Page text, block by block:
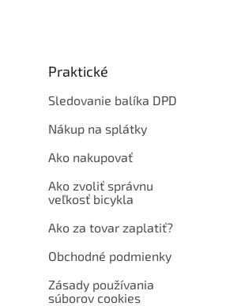
Praktické
Sledovanie balíka DPD
Nákup na splátky
Ako nakupovať
Ako zvoliť správnu
veľkosť bicykla
Ako za tovar zaplatiť?
Obchodné podmienky
Zásady používania
súborov cookies